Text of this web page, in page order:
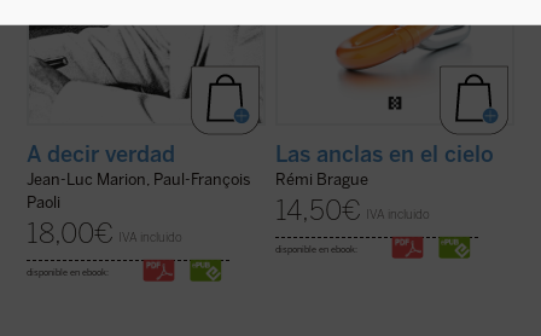
A decir verdad
Jean-Luc Marion, Paul-François
Paoli
18,00€ IVA incluido
disponible en ebook:
Las anclas en el cielo
Rémi Brague
14,50€ IVA incluido
disponible en ebook: